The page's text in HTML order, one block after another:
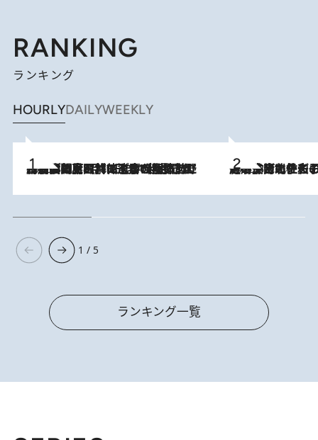
RANKING
ランキング
HOURLYDAILYWEEKLY
2026.8.8
「最後に見られてよかった」上野動物園の東園パンダ舎が解体前に特別公開。8月16日まで延長されたパネル展と共に辿る“半世紀”のパンダ飼育《解体工事の図面あり》 2026.8.3
《「文士の子ども被害者の会」発足！》阿川佐和子（72）が語る遠藤周作に北杜夫、劇作家・矢代静一の子どもたちの“文豪プライベート事件簿”
1 / 5
ランキング一覧